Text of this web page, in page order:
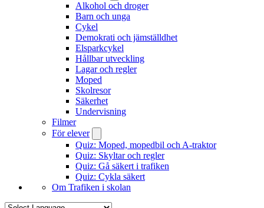
Alkohol och droger
Barn och unga
Cykel
Demokrati och jämställdhet
Elsparkcykel
Hållbar utveckling
Lagar och regler
Moped
Skolresor
Säkerhet
Undervisning
Filmer
För elever
Quiz: Moped, mopedbil och A-traktor
Quiz: Skyltar och regler
Quiz: Gå säkert i trafiken
Quiz: Cykla säkert
Om Trafiken i skolan